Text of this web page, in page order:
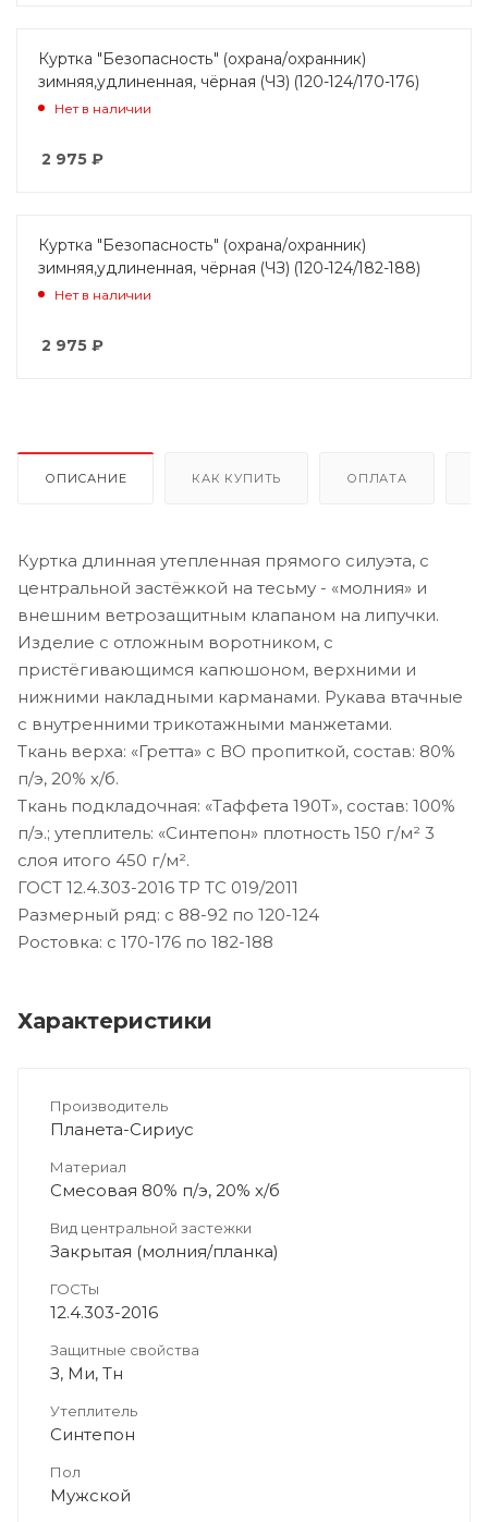
Куртка "Безопасность" (охрана/охранник)
зимняя,удлиненная, чёрная (ЧЗ) (120-124/170-176)
Нет в наличии
2 975 ₽
Куртка "Безопасность" (охрана/охранник)
зимняя,удлиненная, чёрная (ЧЗ) (120-124/182-188)
Нет в наличии
2 975 ₽
ОПИСАНИЕ КАК КУПИТЬ ОПЛАТА
Куртка длинная утепленная прямого силуэта, с
центральной застёжкой на тесьму - «молния» и
внешним ветрозащитным клапаном на липучки.
Изделие с отложным воротником, с
пристёгивающимся капюшоном, верхними и
нижними накладными карманами. Рукава втачные
с внутренними трикотажными манжетами.
Ткань верха: «Гретта» с ВО пропиткой, состав: 80%
п/э, 20% х/б.
Ткань подкладочная: «Таффета 190Т», состав: 100%
п/э.; утеплитель: «Синтепон» плотность 150 г/м² 3
слоя итого 450 г/м².
ГОСТ 12.4.303-2016 ТР ТС 019/2011
Размерный ряд: с 88-92 по 120-124
Ростовка: с 170-176 по 182-188
Характеристики
Производитель
Планета-Сириус
Материал
Смесовая 80% п/э, 20% х/б
Вид центральной застежки
Закрытая (молния/планка)
ГОСТы
12.4.303-2016
Защитные свойства
З, Ми, Тн
Утеплитель
Синтепон
Пол
Мужской